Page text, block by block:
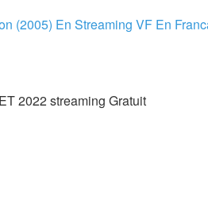
(2005) En Streaming VF En
2022 streaming Gratuit